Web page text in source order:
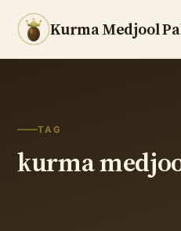
Kurma Medjool
TAG
kurma